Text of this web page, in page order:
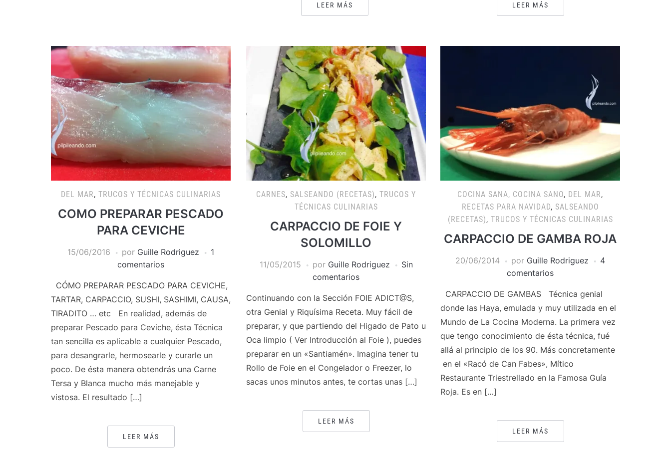
LEER MÁS LEER MÁS
DEL MAR, TRUCOS Y TÉCNICAS CULINARIAS
COMO PREPARAR PESCADO
PARA CEVICHE
15/06/2016 por Guille Rodriguez
1
comentarios
CÓMO PREPARAR PESCADO PARA CEVICHE,
TARTAR, CARPACCIO, SUSHI, SASHIMI, CAUSA,
TIRADITO … etc En realidad, además de
preparar Pescado para Ceviche, ésta Técnica
tan sencilla es aplicable a cualquier Pescado,
para desangrarle, hermosearle y curarle un
poco. De ésta manera obtendrás una Carne
Tersa y Blanca mucho más manejable y
vistosa. El resultado […]
LEER MÁS
CARNES, SALSEANDO (RECETAS),TRUCOS Y
TÉCNICAS CULINARIAS
CARPACCIO DE FOIE Y
SOLOMILLO
11/05/2015 por Guille Rodriguez
Sin
comentarios
Continuando con la Sección FOIE ADICT@S,
otra Genial y Riquísima Receta. Muy fácil de
preparar, y que partiendo del Higado de Pato u
Oca limpio ( Ver Introducción al Foie ), puedes
preparar en un «Santiamén». Imagina tener tu
Rollo de Foie en el Congelador o Freezer, lo
sacas unos minutos antes, te cortas unas […]
LEER MÁS
COCINA SANA, COCINA SANO, DEL MAR,
RECETAS PARA NAVIDAD, SALSEANDO
(RECETAS), TRUCOS Y TÉCNICAS CULINARIAS
CARPACCIO DE GAMBA ROJA
20/06/2014 por Guille Rodriguez
4
comentarios
CARPACCIO DE GAMBAS Técnica genial
donde las Haya, emulada y muy utilizada en el
Mundo de La Cocina Moderna. La primera vez
que tengo conocimiento de ésta técnica, fué
allá al principio de los 90. Más concretamente
en el «Racó de Can Fabes», Mítico
Restaurante Triestrellado en la Famosa Guía
Roja. Es en […]
LEER MÁS